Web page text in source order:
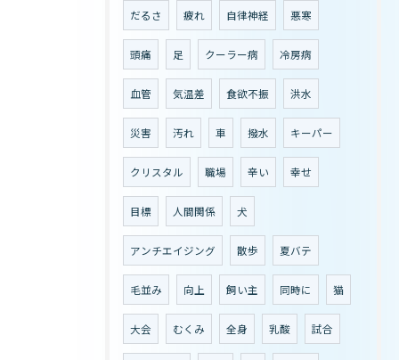
だるさ 疲れ 自律神経 悪寒
頭痛 足 クーラー病 冷房病
血管 気温差 食欲不振 洪水
災害 汚れ 車 撥水 キーパー
クリスタル 職場 辛い 幸せ
目標 人間関係 犬
アンチエイジング 散歩 夏バテ
毛並み 向上 飼い主 同時に 猫
大会 むくみ 全身 乳酸 試合